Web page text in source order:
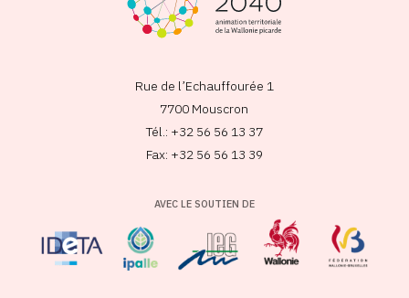
Rue de l’Echauffourée 1
7700 Mouscron
Tél.: +32 56 56 13 37
Fax: +32 56 56 13 39
AVEC LE SOUTIEN DE